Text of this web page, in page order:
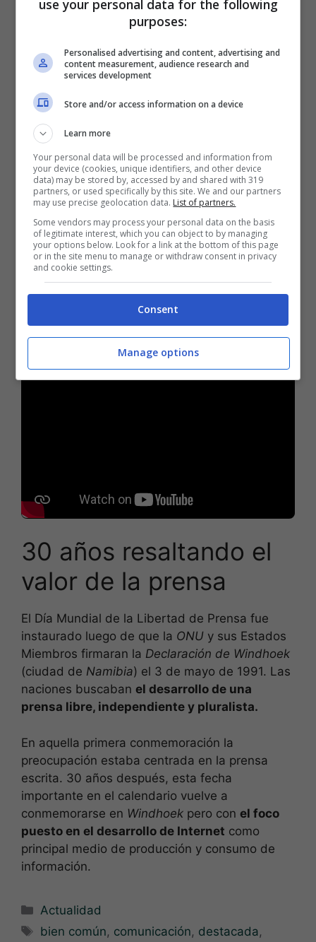
más audiencia tengan los discursos de odio y
las noticias falsas, más lejos está el bien
Tanto para la
pandemia por Coronavirus ha demostrado la
importancia que tiene informarse a través de
medios que ejercen el periodismo profesional.
En este sentido destacaron que en contextos
cuestión de vida o muerte».
Esto se ha visto reflejado en
la infodemia que
cobró protagonismo durante el 2020 y que
casos a confusiones en momentos sensibles.
30 años resaltando el
valor de la prensa
El Día Mundial de la Libertad de Prensa fue
instaurado luego de que la ONU y sus Estados
Miembros firmaran la Declaración de Windhoek
(ciudad de Namibia) el 3 de mayo de 1991. Las
naciones buscaban el desarrollo de una
prensa libre, independiente y pluralista.
En aquella primera conmemoración la
preocupación estaba centrada en la prensa
escrita. 30 años después, esta fecha
importante en el calendario vuelve a
conmemorarse en Windhoek pero con el foco
puesto en el desarrollo de Internet como
principal medio de producción y consumo de
información.
Categorías
Actualidad
Etiquetas
bien común, comunicación, destacada,
use your personal data for the following
purposes:
Personalised advertising and content, advertising and
content measurement, audience research and
services development
Store and/or access information on a device
Learn more
Your personal data will be processed and information from
your device (cookies, unique identifiers, and other device
data) may be stored by, accessed by and shared with 319
partners, or used specifically by this site. We and our partners
may use precise geolocation data. List of partners.
Some vendors may process your personal data on the basis
of legitimate interest, which you can object to by managing
your options below. Look for a link at the bottom of this page
or in the site menu to manage or withdraw consent in privacy
and cookie settings.
Consent
Manage options